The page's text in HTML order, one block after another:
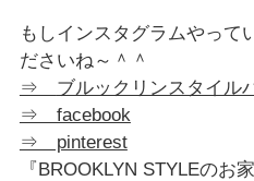
もしインスタグラムやって
ださいね～＾＾
⇒ ブルックリンスタイル
⇒ facebook
⇒ pinterest
『BROOKLYN STYLEのお